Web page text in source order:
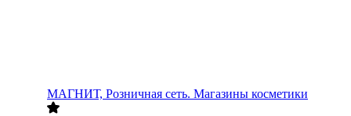
МАГНИТ, Розничная сеть. Магазины косметики